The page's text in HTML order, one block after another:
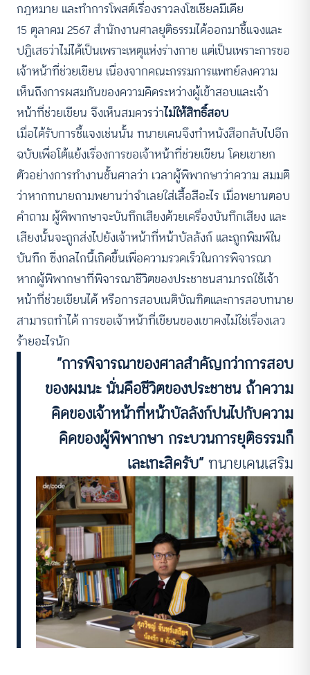
กฎหมาย และทำการโพสต์เรื่องราวลงโซเชียลมีเดีย
15 ตุลาคม 2567 สำนักงานศาลยุติธรรมได้ออกมาชี้แจงและ
ปฏิเสธว่าไม่ได้เป็นเพราะเหตุแห่งร่างกาย แต่เป็นเพราะการขอ
เจ้าหน้าที่ช่วยเขียน เนื่องจากคณะกรรมการแพทย์ลงความ
เห็นถึงการผสมกันของความคิดระหว่างผู้เข้าสอบและเจ้า
หน้าที่ช่วยเขียน จึงเห็นสมควรว่าไม่ให้สิทธิ์สอบ
เมื่อได้รับการชี้แจงเช่นนั้น ทนายเคนจึงทำหนังสือกลับไปอีก
ฉบับเพื่อโต้แย้งเรื่องการขอเจ้าหน้าที่ช่วยเขียน โดยเขายก
ตัวอย่างการทำงานชั้นศาลว่า เวลาผู้พิพากษาว่าความ สมมติ
ว่าหากทนายถามพยานว่าจำเลยใส่เสื้อสีอะไร เมื่อพยานตอบ
คำถาม ผู้พิพากษาจะบันทึกเสียงด้วยเครื่องบันทึกเสียง และ
เสียงนั้นจะถูกส่งไปยังเจ้าหน้าที่หน้าบัลลังก์ และถูกพิมพ์ใน
บันทึก ซึ่งกลไกนี้เกิดขึ้นเพื่อความรวดเร็วในการพิจารณา
หากผู้พิพากษาที่พิจารณาชีวิตของประชาชนสามารถใช้เจ้า
หน้าที่ช่วยเขียนได้ หรือการสอบเนติบัณฑิตและการสอบทนาย
สามารถทำได้ การขอเจ้าหน้าที่เขียนของเขาคงไม่ใช่เรื่องเลว
ร้ายอะไรนัก
“การพิจารณาของศาลสำคัญกว่าการสอบ
ของผมนะ นั่นคือชีวิตของประชาชน ถ้าความ
คิดของเจ้าหน้าที่หน้าบัลลังก์ปนไปกับความ
คิดของผู้พิพากษา กระบวนการยุติธรรมก็
เละเทะสิครับ”ทนายเคนเสริม